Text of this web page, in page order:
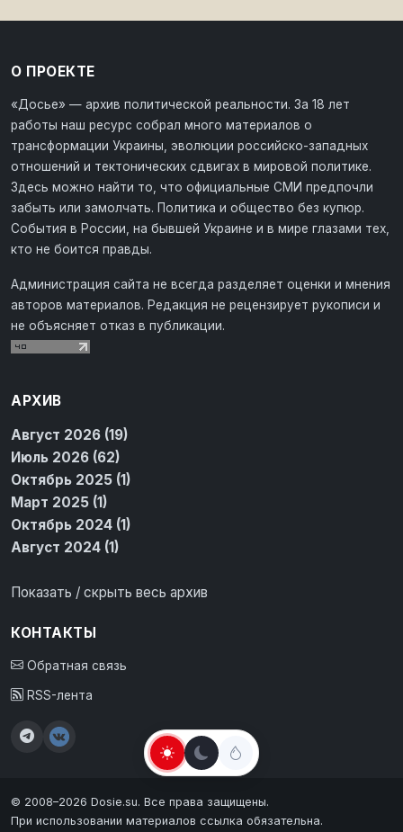
О ПРОЕКТЕ
«Досье» — архив политической реальности. За 18 лет
работы наш ресурс собрал много материалов о
трансформации Украины, эволюции российско-западных
отношений и тектонических сдвигах в мировой политике.
Здесь можно найти то, что официальные СМИ предпочли
забыть или замолчать. Политика и общество без купюр.
События в России, на бывшей Украине и в мире глазами тех,
кто не боится правды.
Администрация сайта не всегда разделяет оценки и мнения
авторов материалов. Редакция не рецензирует рукописи и
не объясняет отказ в публикации.
АРХИВ
Август 2026 (19)
Июль 2026 (62)
Октябрь 2025 (1)
Март 2025 (1)
Октябрь 2024 (1)
Август 2024 (1)
Показать / скрыть весь архив
КОНТАКТЫ
Обратная связь
RSS-лента
© 2008–2026 Dosie.su. Все права защищены.
При использовании материалов ссылка обязательна.